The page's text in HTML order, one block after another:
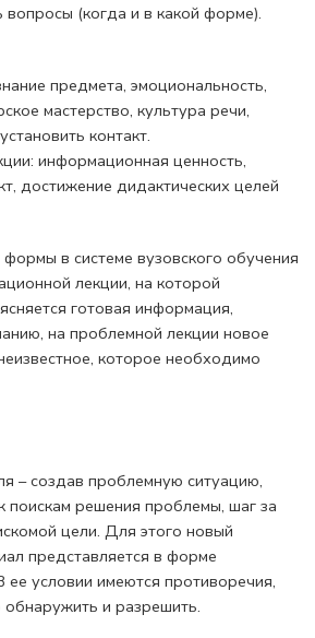
вопросы (когда и в какой форме).
предмета, эмоциональность,
мастерство, культура речи,
контакт.
информационная ценность,
достижение дидактических целей
в системе вузовского обучения
лекции, на которой
готовая информация,
на проблемной лекции новое
которое необходимо
– создав проблемную ситуацию,
поискам решения проблемы, шаг за
цели. Для этого новый
представляется в форме
условии имеются противоречия,
и разрешить.